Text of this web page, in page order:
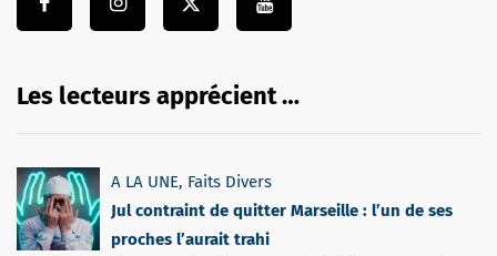
Les lecteurs apprécient …
A LA UNE, Faits Divers
Jul contraint de quitter Marseille : l’un de ses
proches l’aurait trahi